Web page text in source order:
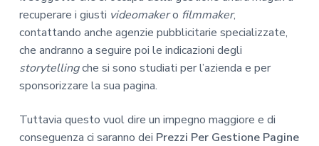
recuperare i giusti videomakero filmmaker,
contattando anche agenzie pubblicitarie specializzate,
che andranno a seguire poi le indicazioni degli
storytellingche si sono studiati per l’azienda e per
sponsorizzare la sua pagina.
Tuttavia questo vuol dire un impegno maggiore e di
conseguenza ci saranno dei Prezzi Per Gestione Pagine